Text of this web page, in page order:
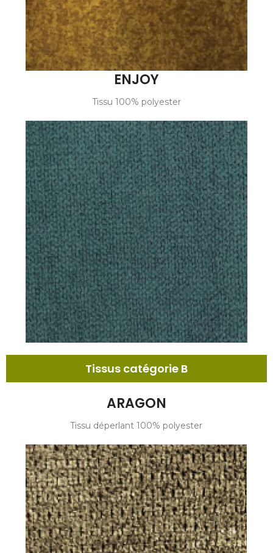
ENJOY
Tissu 100% polyester
Tissus catégorie B
ARAGON
Tissu déperlant 100% polyester